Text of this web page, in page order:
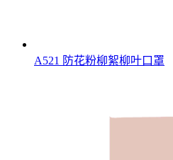
A521 防花粉柳絮柳叶口罩